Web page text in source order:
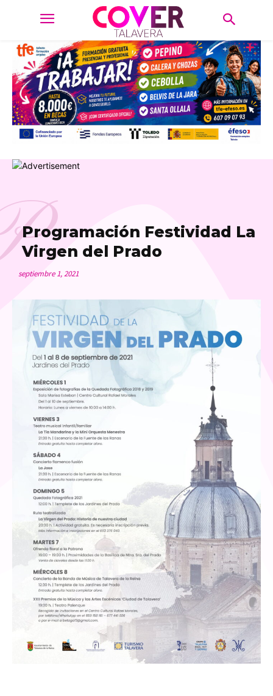
Programación Festividad La
Virgen del Prado
septiembre 1, 2021